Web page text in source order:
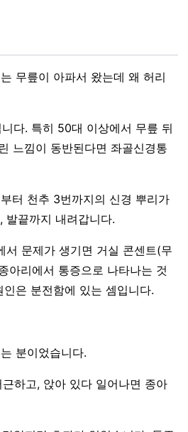
무릎이 아파서 왔는데 왜 허리
다. 특히 50대 이상에서 무릎 뒤
느낌이 동반된다면 좌골신경통
터 천추 3번까지의 신경 뿌리가
발끝까지 내려갑니다.
서 문제가 생기면 거실 콘센트(무
아리에서 통증으로 나타나는 것
은 분전함에 있는 셈입니다.
분이었습니다.
하고, 앉아 있다 일어나면 종아